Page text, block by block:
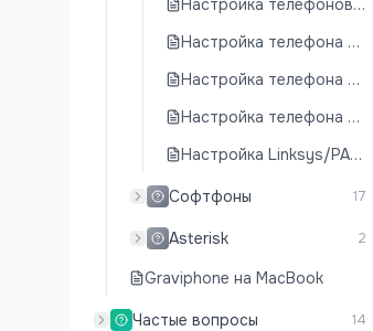
Настройка телефонов Yealink T43U
Настройка телефона Panasonic KX-TGP500
Настройка телефона Grandstream GXP1610
Настройка телефона D-Link DPH-150S
Настройка Linksys/PAP2T
Софтфоны 17
Asterisk 2
Graviphone на MacBook
Частые вопросы 14